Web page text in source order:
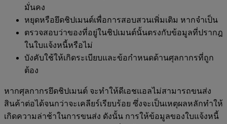
มั่นคง
หยุดหรือยึดชิปเมนต์เพื่อการสอบสวนเพิ่มเติม หากจำเป็น
ตรวจสอบว่าของที่อยู่ในชิปเมนต์นั้นตรงกับข้อมูลที่ปรากฎ
ในใบแจ้งหนี้หรือไม่
บังคับใช้ให้เกิดระเบียบและข้อกำหนดด้านศุลกากรที่ถูก
ต้อง
หากศุลกากรยึดชิปเมนต์ จะทำให้ดีเอชแอลไม่สามารถขนส่ง
สินค้าต่อได้จนกว่าจะเคลียร์เรียบร้อย ซึ่งจะเป็นเหตุผลหลักทำให้
เกิดความล่าช้าในการขนส่ง ดังนั้น การให้ข้อมูลของใบแจ้งหนี้